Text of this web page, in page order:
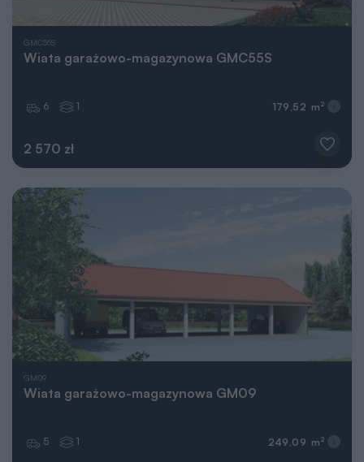
GMC55S
Wiata garażowo-magazynowa GMC55S
2 570 zł
6 1 179,52 m 2
GM09
Wiata garażowo-magazynowa GM09
5 1 249,09 m 2